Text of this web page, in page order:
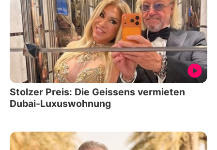
Stolzer Preis: Die Geissens vermieten
Dubai-Luxuswohnung